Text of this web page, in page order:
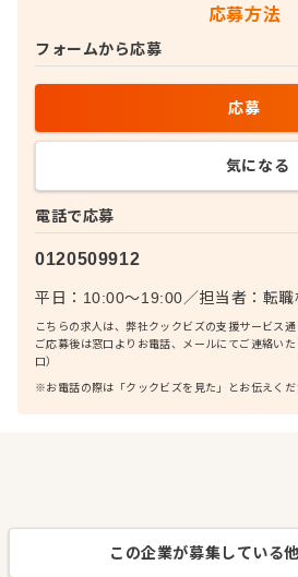
応募方法
電話で応募
0120509912
平日：10:00〜19:00／担当者： 転職
こちらの求人は、弊社クックビズの支援サービス通
ご応募後は窓口よりお電話、メールにてご連絡い
口）
※お電話の際は「クックビズを見た」とお伝えくだ
フォームから応募
応募
気になる
この企業が募集している